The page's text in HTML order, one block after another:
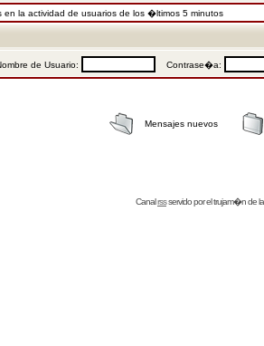
la actividad de usuarios de los �ltimos 5 minutos
de Usuario: Contrase�a:
Mensajes nuevos
Canalrssservido por eltrujam�nde